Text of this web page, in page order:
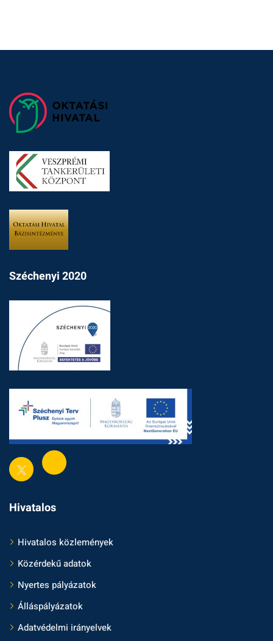
Széchenyi 2020
Hivatalos
Hivatalos közlemények
Közérdekű adatok
Nyertes pályázatok
Álláspályázatok
Adatvédelmi irányelvek